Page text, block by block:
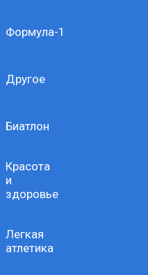
Формула-1
Другое
Биатлон
Красота
и
здоровье
Легкая
атлетика